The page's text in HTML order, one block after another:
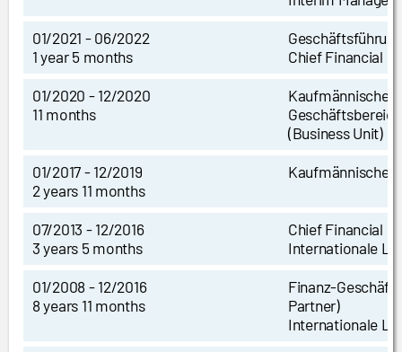
01/2021 - 06/2022
1 year 5 months
Geschäftsführung
Chief Financial
01/2020 - 12/2020
11 months
Kaufmännische
(Business Unit)
01/2017 - 12/2019
2 years 11 months
Kaufmännische
07/2013 - 12/2016
3 years 5 months
Chief Financial
Internationale
01/2008 - 12/2016
8 years 11 months
Finanz-
Partner)
Internationale